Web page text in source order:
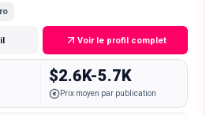
Voir le profil complet
$2.6K-5.7K
Prix moyen par publication